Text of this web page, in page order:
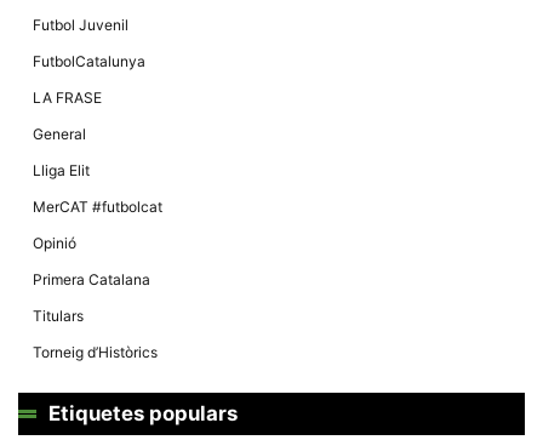
Futbol Juvenil
FutbolCatalunya
LA FRASE
General
Lliga Elit
MerCAT #futbolcat
Opinió
Primera Catalana
Titulars
Torneig d’Històrics
Etiquetes populars